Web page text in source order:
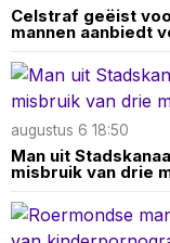
Celstraf geëist
mannen aanbiedt
augustus 6 18:50
Man uit
misbruik van drie